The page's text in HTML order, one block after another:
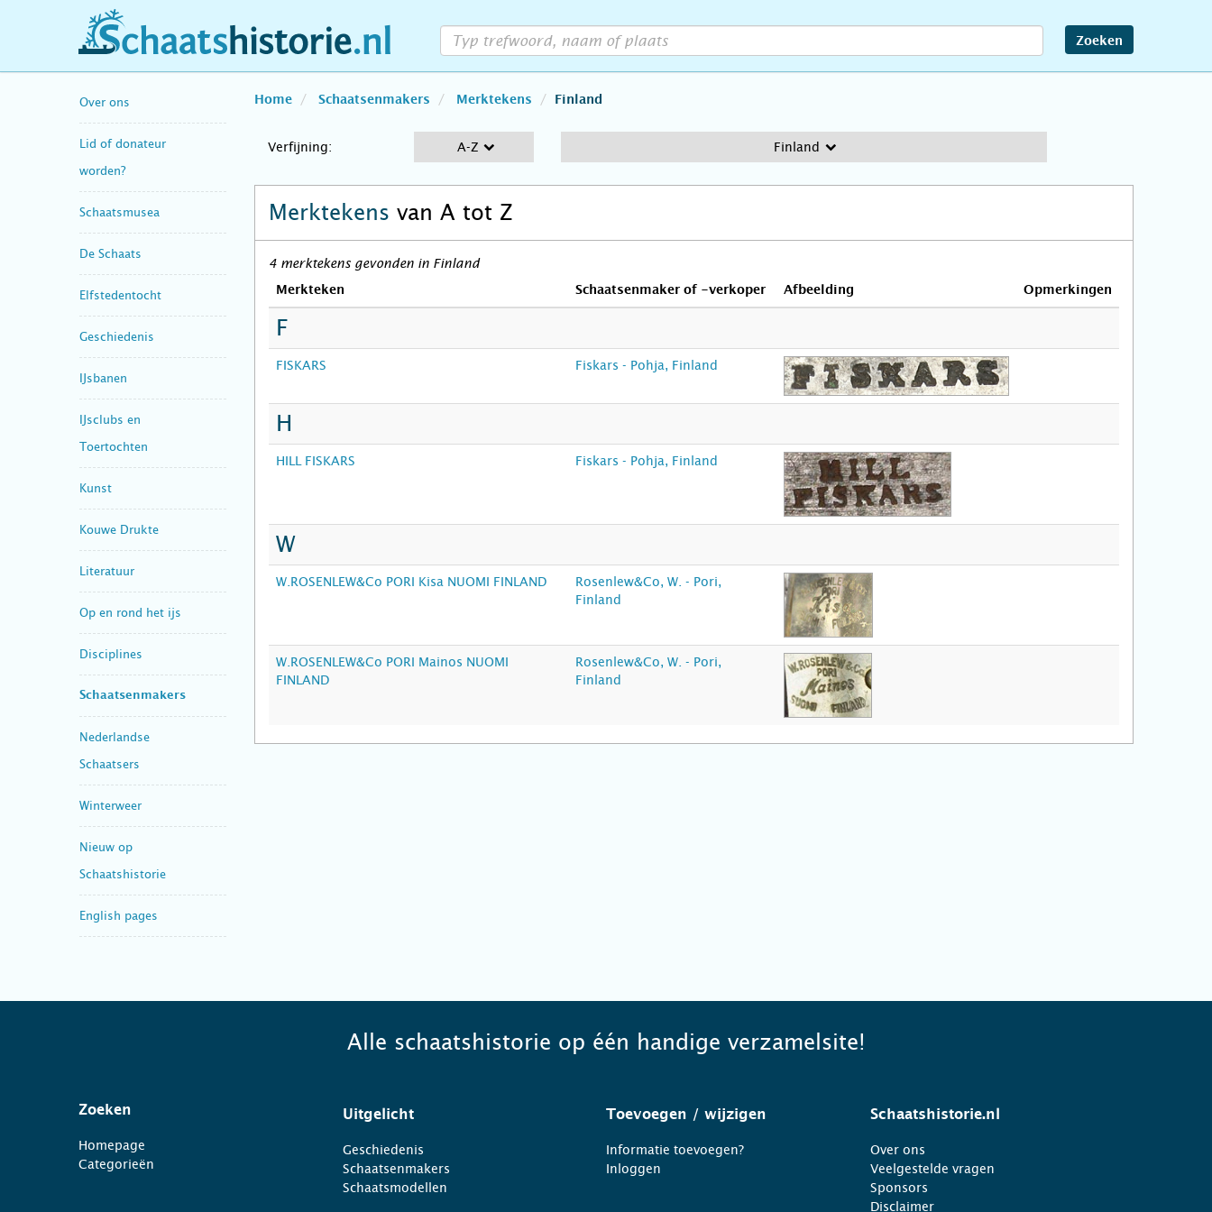
schaatshistorie.nl Zoeken
Over ons
Lid of donateur
worden?
Schaatsmusea
De Schaats
Elfstedentocht
Geschiedenis
IJsbanen
IJsclubs en
Toertochten
Kunst
Kouwe Drukte
Literatuur
Op en rond het ijs
Disciplines
Schaatsenmakers
Nederlandse
Schaatsers
Winterweer
Nieuw op
Schaatshistorie
English pages
Home Schaatsenmakers Merktekens Finland
Verfijning: A-Z Finland
Merktekens van A tot Z
4 merktekens gevonden in Finland
Merkteken Schaatsenmaker of -verkoper Afbeelding Opmerkingen
F
FISKARS Fiskars - Pohja, Finland
H
HILL FISKARS Fiskars - Pohja, Finland
W
W.ROSENLEW&Co PORI Kisa NUOMI FINLAND
Rosenlew&Co, W. - Pori,
Finland
W.ROSENLEW&Co PORI Mainos NUOMI
FINLAND
Rosenlew&Co, W. - Pori,
Finland
Alle schaatshistorie op één handige verzamelsite!
Zoeken
Homepage
Categorieën
Uitgelicht
Geschiedenis
Schaatsenmakers
Schaatsmodellen
Toevoegen / wijzigen
Informatie toevoegen?
Inloggen
Schaatshistorie.nl
Over ons
Veelgestelde vragen
Sponsors
Disclaimer